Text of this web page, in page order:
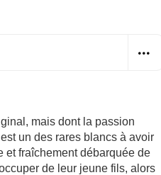
mais dont la passion
un des rares blancs à avoir
et fraîchement débarquée de
de leur jeune fils, alors